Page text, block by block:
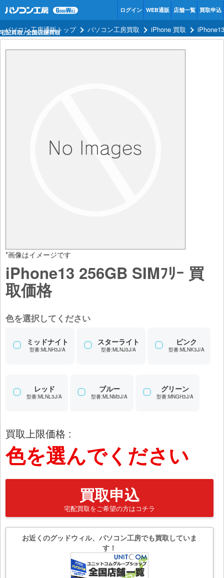
ログイン WEB通販 店舗一覧 買取申込
パソコン工房通販トップ パソコン工房買取 iPhone 買取
*画像はイメージです
iPhone13 256GB SIMﾌﾘｰ 買
取価格
色を選択してください
ミッドナイト
型番:MLNH3J/A
スターライト
型番:MLNJ3J/A
ピンク
型番:MLNK3J/A
レッド
型番:MLNL3J/A
ブルー
型番:MLNM3J/A
グリーン
型番:MNGH3J/A
買取上限価格 :
色を選んでください
買取申込
宅配買取をご希望の方はコチラ
お近くのグッドウィル、パソコン工房でも買取していま
す！